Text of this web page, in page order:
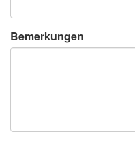
Bemerkungen